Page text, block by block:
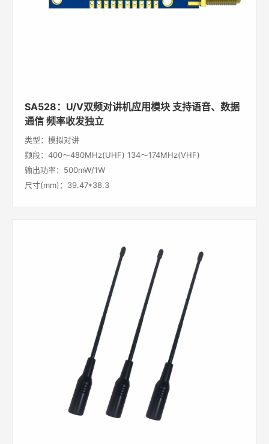
SA528：U/V双频对讲机应用模块 支持语音、数据
通信 频率收发独立
类型：模拟对讲
频段：400～480MHz(UHF) 134～174MHz(VHF)
输出功率：500mW/1W
尺寸(mm)：39.47*38.3